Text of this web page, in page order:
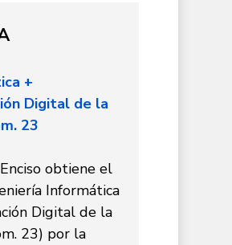
+
Digital de la
23
obtiene el
Informática
Digital de la
23) por la